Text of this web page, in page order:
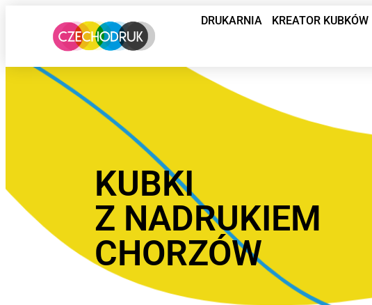
DRUKARNIA KREATOR KUBKÓW
KUBKI
Z NADRUKIEM
CHORZÓW